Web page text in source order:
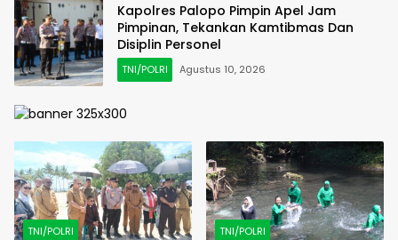
Kapolres Palopo Pimpin Apel Jam
Pimpinan, Tekankan Kamtibmas Dan
Disiplin Personel
TNI/POLRI Agustus 10, 2026
TNI/POLRI TNI/POLRI